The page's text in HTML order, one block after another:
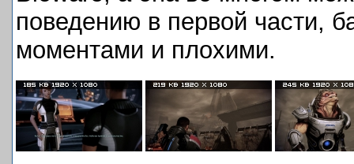
поведению в первой части,
моментами и плохими.